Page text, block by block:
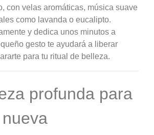
con velas aromáticas, música suave
como lavanda o eucalipto.
y dedica unos minutos a
gesto te ayudará a liberar
para tu ritual de belleza.
profunda para